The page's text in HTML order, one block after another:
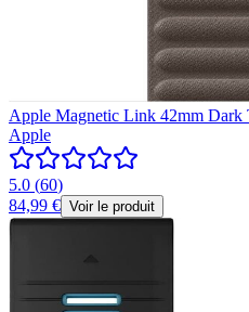
Apple Magnetic Link 42mm Dark
Apple
5.0 (60)
84,99 € Voir le produit